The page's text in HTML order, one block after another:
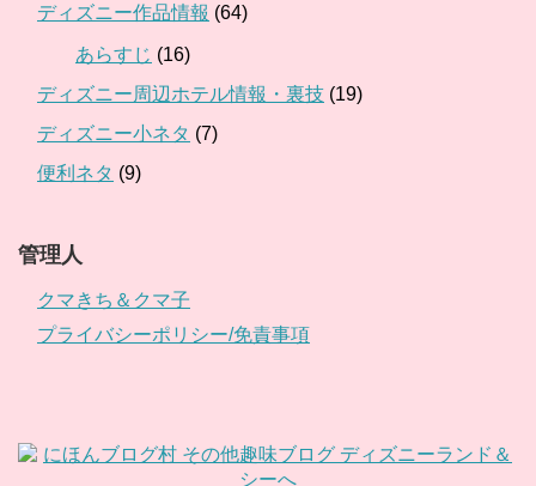
ディズニー作品情報 (64)
あらすじ (16)
ディズニー周辺ホテル情報・裏技 (19)
ディズニー小ネタ (7)
便利ネタ (9)
管理人
クマきち＆クマ子
プライバシーポリシー/免責事項